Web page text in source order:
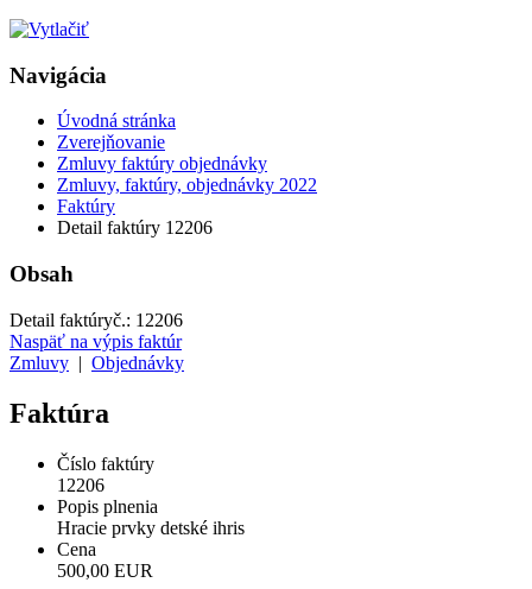
Navigácia
Úvodná stránka
Zverejňovanie
Zmluvy faktúry objednávky
Zmluvy, faktúry, objednávky 2022
Faktúry
Detail faktúry 12206
Obsah
Detail faktúryč.: 12206
Naspäť na výpis faktúr
Zmluvy | Objednávky
Faktúra
Číslo faktúry
12206
Popis plnenia
Hracie prvky detské ihris
Cena
500,00 EUR